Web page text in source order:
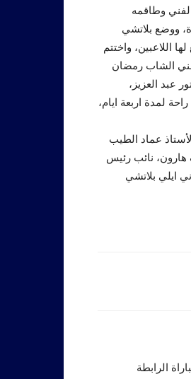
وطاقمه
ووضع بلاتشي
اللاعبين، واختتم
الشاب رمضان
عبد العزيز،
لمدة اربعة ايام،
عماد الطيب
هارون، نائب رئيس
ايلي بلاتشي
الرابطة